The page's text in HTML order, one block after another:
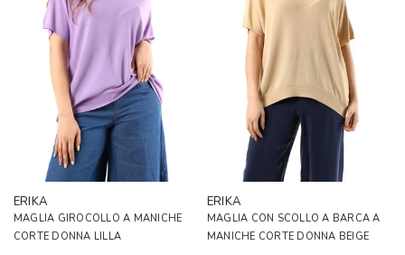
ERIKA
MAGLIA GIROCOLLO A MANICHE
CORTE DONNA LILLA
ERIKA
MAGLIA CON SCOLLO A BARCA A
MANICHE CORTE DONNA BEIGE